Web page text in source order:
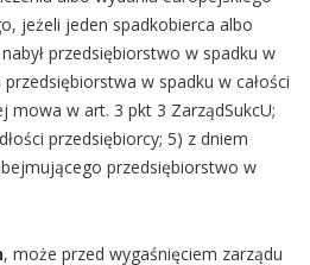
jeżeli jeden spadkobierca albo
przedsiębiorstwo w spadku w
w spadku w całości
mowa w art. 3 pkt 3 ZarządSukcU;
przedsiębiorcy; 5) z dniem
przedsiębiorstwo w
, może przed wygaśnięciem zarządu